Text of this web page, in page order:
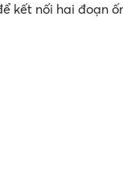
kết nối hai đoạn